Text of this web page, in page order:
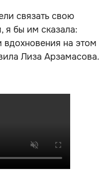
связать свою
я бы им сказала:
на этом
Лиза Арзамасова.